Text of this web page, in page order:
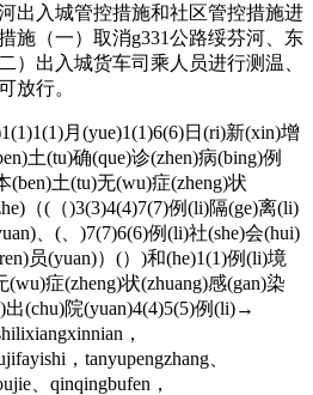
出入城管控措施和社区管控措施进
施（一）取消g331公路绥芬河、东
）出入城货车司乘人员进行测温、
放行。
月(yue)1(1)6(6)日(ri)新(xin)增
土(tu)确(que)诊(zhen)病(bing)例
土(tu)无(wu)症(zheng)状
（(（)3(3)4(4)7(7)例(li)隔(ge)离(li)
、(、)7(7)6(6)例(li)社(she)会(hui)
员(yuan)）(）)和(he)1(1)例(li)境
症(zheng)状(zhuang)感(gan)染
出(chu)院(yuan)4(4)5(5)例(li)→
，
，tanyupengzhang、
、qinqingbufen，